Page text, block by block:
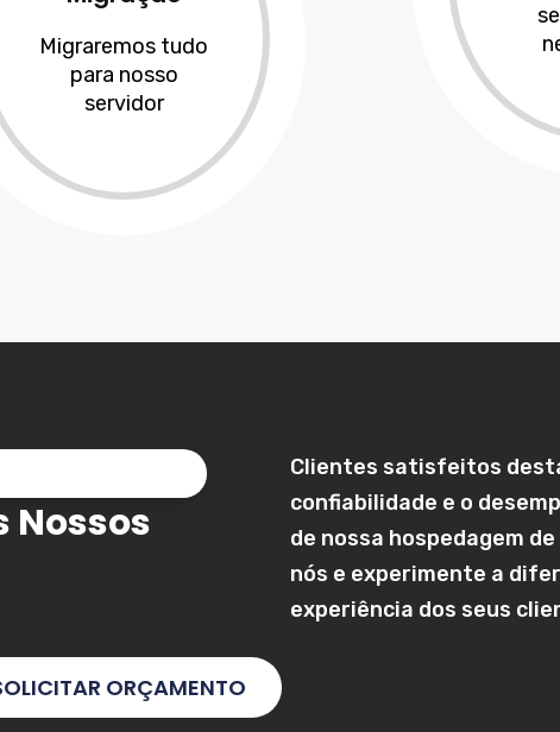
Migraremos tudo
para nosso
servidor
Nossos
Clientes satisfeitos
confiabilidade e o
de nossa hospedagem
nós e experimente a
experiência dos seus
ORÇAMENTO